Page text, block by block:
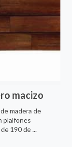
macizo
madera de
plalfones
190 de ...